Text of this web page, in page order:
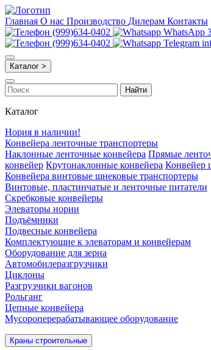
Главная О нас Производство Дилерам Контакты
(999)634-0402
WhatsApp
(999)634-0402
Telegram
Каталог >
Найти
Каталог
Нория в наличии!
Конвейера ленточные транспортеры
Наклонные ленточные конвейера Прямые
конвейер Крутонаклонные конвейера Конвейер
Конвейера винтовые шнековые транспортеры
Винтовые, пластинчатые и ленточные питатели
Скребковые конвейеры
Элеваторы нории
Подъёмники
Подвесные конвейера
Комплектующие к элеваторам и конвейерам
Оборудование для зерна
Автомобилеразгрузчики
Циклоны
Разгрузчики вагонов
Рольганг
Цепные конвейера
Мусороперерабатывающее оборудование
Краны строительные